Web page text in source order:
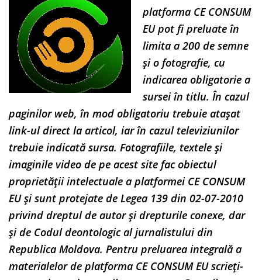
platforma CE CONSUM
EU pot fi preluate în
limita a 200 de semne
și o fotografie, cu
indicarea obligatorie a
sursei în titlu. În cazul
paginilor web, în mod obligatoriu trebuie atașat
link-ul direct la articol, iar în cazul televiziunilor
trebuie indicată sursa. Fotografiile, textele și
imaginile video de pe acest site fac obiectul
proprietății intelectuale a platformei CE CONSUM
EU și sunt protejate de Legea 139 din 02-07-2010
privind dreptul de autor și drepturile conexe, dar
și de Codul deontologic al jurnalistului din
Republica Moldova. Pentru preluarea integrală a
materialelor de platforma CE CONSUM EU scrieți-